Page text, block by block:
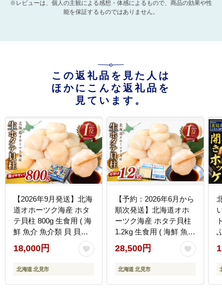
※レビューは、個人の主観による感想・体感によるもので、商品の効果や性
能を保証するものではありません。
この返礼品を見た人は
ほかにこんな返礼品を
見ています。
【2026年9月発送】北海
道オホーツク海産 ホタ
テ貝柱 800g 生食用 ( 海
鮮 魚介 魚介類 貝 貝類
帆立 ほたて お刺身 刺身
貝柱 海鮮丼 帆立貝柱 ホ
タテ )【037-0016】
18,000円
北海道 北見市
【予約：2026年6月から
順次発送】北海道オホ
ーツク海産 ホタテ貝柱
1.2kg 生食用 ( 海鮮 魚介
魚介類 貝 ほたて 刺身
貝柱 海鮮丼 贈答 ギフト
小分け 帆立貝柱 人気 ふ
【037-0021】
28,500円
北海道 北見市